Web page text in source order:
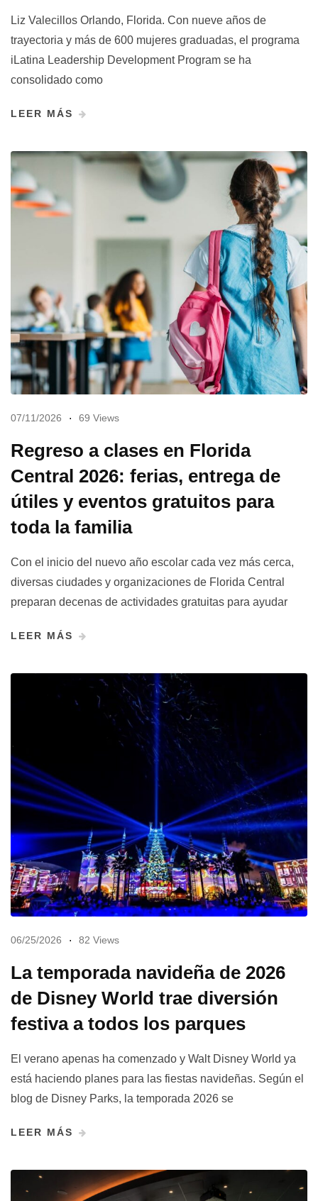
Liz Valecillos Orlando, Florida. Con nueve años de
trayectoria y más de 600 mujeres graduadas, el programa
iLatina Leadership Development Program se ha
consolidado como
LEER MÁS
07/11/2026 69 Views
Regreso a clases en Florida
Central 2026: ferias, entrega de
útiles y eventos gratuitos para
toda la familia
Con el inicio del nuevo año escolar cada vez más cerca,
diversas ciudades y organizaciones de Florida Central
preparan decenas de actividades gratuitas para ayudar
LEER MÁS
06/25/2026 82 Views
La temporada navideña de 2026
de Disney World trae diversión
festiva a todos los parques
El verano apenas ha comenzado y Walt Disney World ya
está haciendo planes para las fiestas navideñas. Según el
blog de Disney Parks, la temporada 2026 se
LEER MÁS